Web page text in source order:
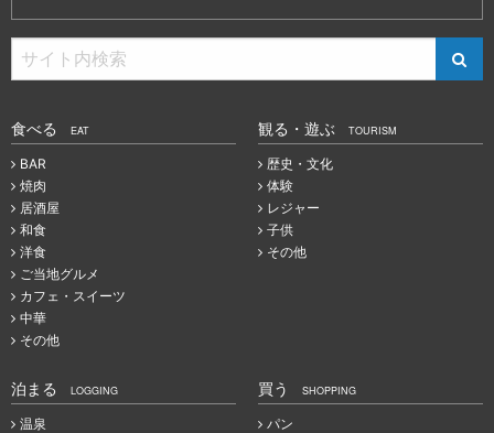
食べる EAT
BAR
焼肉
居酒屋
和食
洋食
ご当地グルメ
カフェ・スイーツ
中華
その他
観る・遊ぶ TOURISM
歴史・文化
体験
レジャー
子供
その他
泊まる LOGGING
温泉
買う SHOPPING
パン